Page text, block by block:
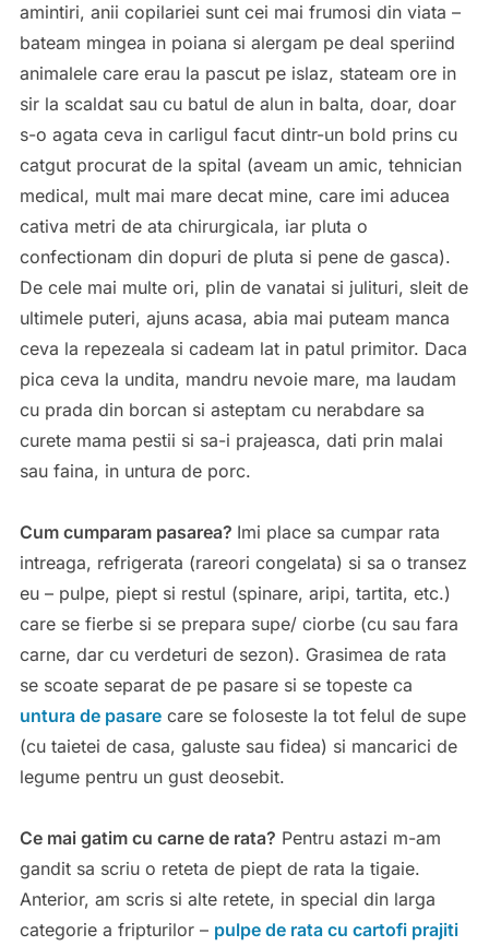
amintiri, anii copilariei sunt cei mai frumosi din viata –
bateam mingea in poiana si alergam pe deal speriind
animalele care erau la pascut pe islaz, stateam ore in
sir la scaldat sau cu batul de alun in balta, doar, doar
s-o agata ceva in carligul facut dintr-un bold prins cu
catgut procurat de la spital (aveam un amic, tehnician
medical, mult mai mare decat mine, care imi aducea
cativa metri de ata chirurgicala, iar pluta o
confectionam din dopuri de pluta si pene de gasca).
De cele mai multe ori, plin de vanatai si julituri, sleit de
ultimele puteri, ajuns acasa, abia mai puteam manca
ceva la repezeala si cadeam lat in patul primitor. Daca
pica ceva la undita, mandru nevoie mare, ma laudam
cu prada din borcan si asteptam cu nerabdare sa
curete mama pestii si sa-i prajeasca, dati prin malai
sau faina, in untura de porc.
Cum cumparam pasarea? Imi place sa cumpar rata
intreaga, refrigerata (rareori congelata) si sa o transez
eu – pulpe, piept si restul (spinare, aripi, tartita, etc.)
care se fierbe si se prepara supe/ ciorbe (cu sau fara
carne, dar cu verdeturi de sezon). Grasimea de rata
se scoate separat de pe pasare si se topeste ca
untura de pasarecare se foloseste la tot felul de supe
(cu taietei de casa, galuste sau fidea) si mancarici de
legume pentru un gust deosebit.
Ce mai gatim cu carne de rata? Pentru astazi m-am
gandit sa scriu o reteta de piept de rata la tigaie.
Anterior, am scris si alte retete, in special din larga
categorie a fripturilor – pulpe de rata cu cartofi prajiti